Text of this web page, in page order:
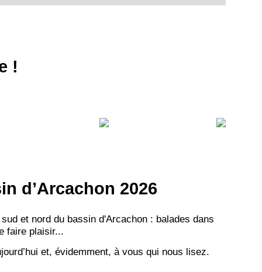
!
d’Arcachon 2026
et nord du bassin d'Arcachon : balades dans
faire plaisir...
et, évidemment, à vous qui nous lisez.